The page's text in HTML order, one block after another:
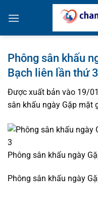
qua
Phông sân khấu
Bạch liên lần thứ 3
Được xuất bản vào 19/
sân khấu ngày Gặp mặt
Phông sân khấu ngày
Phông sân khấu ngày